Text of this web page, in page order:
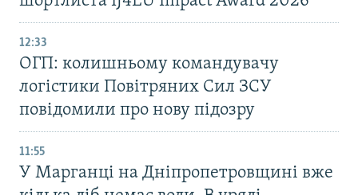
12:33
ОГП: колишньому командувачу
логістики Повітряних Сил ЗСУ
повідомили про нову підозру
11:55
У Марганці на Дніпропетровщині вже